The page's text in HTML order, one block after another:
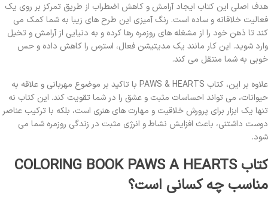
هدف اصلی این کتاب ایجاد آرامش و کاهش اضطراب از طریق تمرکز بر روی یک
فعالیت خلاقانه و ساده است. رنگ آمیزی این طرح های زیبا به شما کمک می
کند تا ذهن خود را از مشغله های روزمره رها کرده و به دنیایی از آرامش و تخیل
وارد شوید. این کار مانند یک مدیتیشن فعال، استرس را کاهش داده و حس
خوبی به شما منتقل می کند.
علاوه بر این، کتاب PAWS & HEARTS با تاکید بر موضوع مهربانی و علاقه به
حیوانات، می تواند احساسات مثبت و عشق را در شما تقویت کند. این کتاب نه
تنها یک ابزار برای پرورش خلاقیت و مهارت های هنری است، بلکه با ترکیب عناصر
دوست داشتنی، باعث افزایش نشاط و انرژی مثبت در زندگی روزمره شما می
شود.
کتاب COLORING BOOK PAWS A HEARTS
مناسب چه کسانی است؟